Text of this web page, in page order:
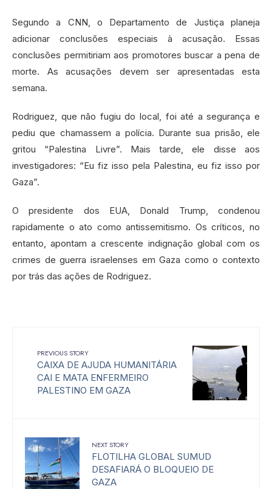
Segundo a CNN, o Departamento de Justiça planeja
adicionar conclusões especiais à acusação. Essas
conclusões permitiriam aos promotores buscar a pena de
morte. As acusações devem ser apresentadas esta
semana.
Rodriguez, que não fugiu do local, foi até a segurança e
pediu que chamassem a polícia. Durante sua prisão, ele
gritou “Palestina Livre”. Mais tarde, ele disse aos
investigadores: “Eu fiz isso pela Palestina, eu fiz isso por
Gaza”.
O presidente dos EUA, Donald Trump, condenou
rapidamente o ato como antissemitismo. Os críticos, no
entanto, apontam a crescente indignação global com os
crimes de guerra israelenses em Gaza como o contexto
por trás das ações de Rodriguez.
PREVIOUS STORY
CAIXA DE AJUDA HUMANITÁRIA
CAI E MATA ENFERMEIRO
PALESTINO EM GAZA
NEXT STORY
FLOTILHA GLOBAL SUMUD
DESAFIARÁ O BLOQUEIO DE
GAZA